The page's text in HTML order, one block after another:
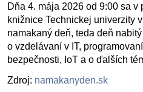
Dňa 4. mája 2026 od 9:00 sa
knižnice Technickej univerzity
namakaný deň, teda deň
o vzdelávaní v IT,
bezpečnosti, IoT a o ďalších
Zdroj: namakanyden.sk